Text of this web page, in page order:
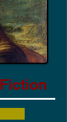
Fiction